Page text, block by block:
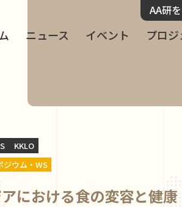
ニュース イベント プロ
AA研
KKLO
ジウム・WS
における食の変容と健康